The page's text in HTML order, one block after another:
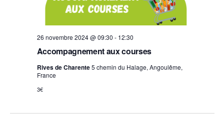
Accompagnement aux courses
26 novembre 2024 @ 09:30 - 12:30
Rives de Charente5 chemin du Halage, Angoulême,
France
3€